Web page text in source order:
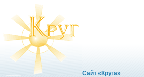
Сайт «Круга»